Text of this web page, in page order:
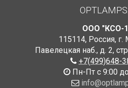
ООО "КСО-
115114, Россия, г.
Павелецкая наб., д. 2,
+7(499)648-
Пн-Пт с 9:00